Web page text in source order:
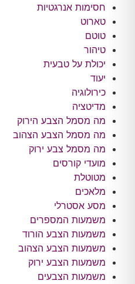
חסימות אנרגטיות
טארוט
טוטם
טיהור
יכולת על טבעית
יעוד
כירולוגיה
מדיטציה
מה מסמל הצבע הירוק
מה מסמל הצבע הצהוב
מה מסמל צבע ירוק
מועדי קורסים
מטוטלת
מלאכים
מסע אסטרלי
משמעות המספרים
משמעות הצבע הורוד
משמעות הצבע הצהוב
משמעות הצבע ירוק
משמעות הצבעים